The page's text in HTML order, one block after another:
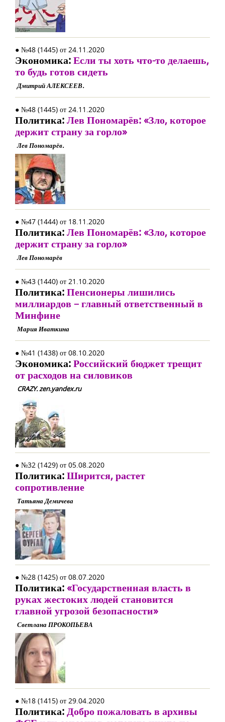
● №48 (1445) от 24.11.2020
Экономика:Если ты хоть что-то делаешь,
то будь готов сидеть
Дмитрий АЛЕКСЕЕВ.
● №48 (1445) от 24.11.2020
Политика:Лев Пономарёв: «Зло, которое
держит страну за горло»
Лев Пономарёв.
● №47 (1444) от 18.11.2020
Политика:Лев Пономарёв: «Зло, которое
держит страну за горло»
Лев Пономарёв
● №43 (1440) от 21.10.2020
Политика:Пенсионеры лишились
миллиардов – главный ответственный в
Минфине
Мария Иваткина
● №41 (1438) от 08.10.2020
Экономика:Российский бюджет трещит
от расходов на силовиков
CRAZY. zen.yandex.ru
● №32 (1429) от 05.08.2020
Политика:Ширится, растет
сопротивление
Татьяна Демичева
● №28 (1425) от 08.07.2020
Политика:«Государственная власть в
руках жестоких людей становится
главной угрозой безопасности»
Светлана ПРОКОПЬЕВА
● №18 (1415) от 29.04.2020
Политика:Добро пожаловать в архивы